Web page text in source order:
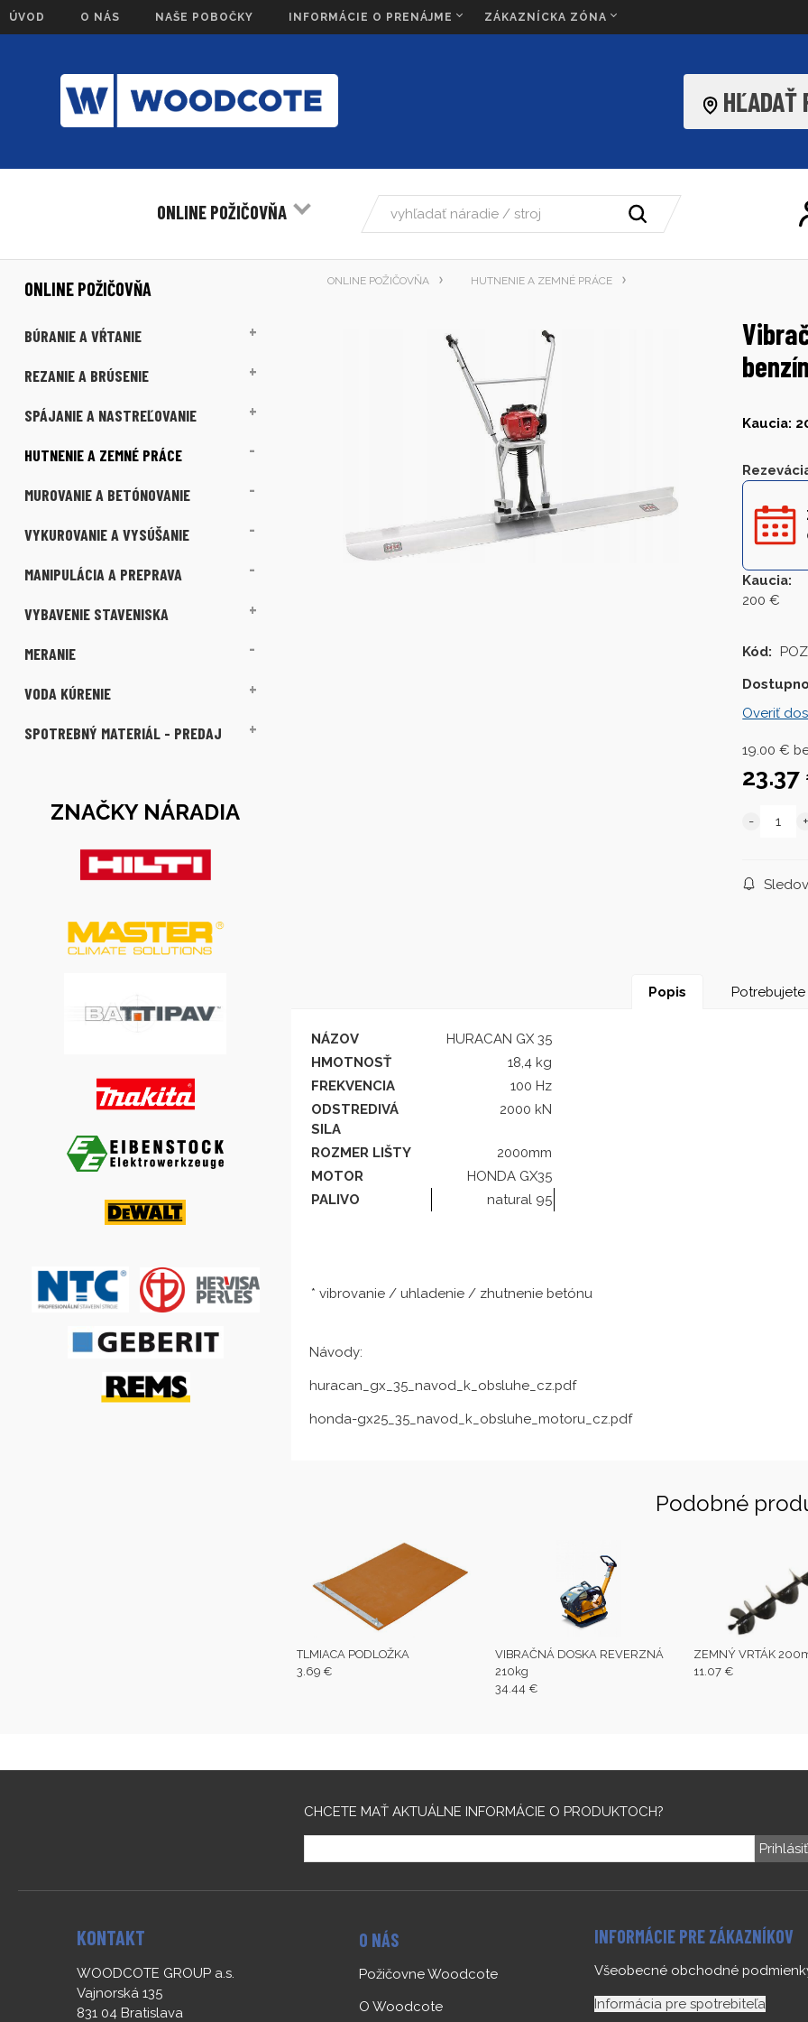
ÚVOD O NÁS NAŠE POBOČKY INFORMÁCIE O PRENÁJME ZÁKAZNÍCKA ZÓNA
HĽADAŤ
ONLINE POŽIČOVŇA
ONLINE POŽIČOVŇA
BÚRANIE A VŔTANIE
REZANIE A BRÚSENIE
SPÁJANIE A NASTREĽOVANIE
HUTNENIE A ZEMNÉ PRÁCE
MUROVANIE A BETÓNOVANIE
VYKUROVANIE A VYSÚŠANIE
MANIPULÁCIA A PREPRAVA
VYBAVENIE STAVENISKA
MERANIE
VODA KÚRENIE
SPOTREBNÝ MATERIÁL - PREDAJ
ZNAČKY NÁRADIA
ONLINE POŽIČOVŇA HUTNENIE A ZEMNÉ PRÁCE
Kaucia:
Kaucia:
200 €
Kód:
Overiť
19.00 €
23.37
Popis
NÁZOV
HURACAN GX 35
HMOTNOSŤ
18,4 kg
FREKVENCIA
100 Hz
ODSTREDIVÁ
SILA
2000 kN
ROZMER LIŠTY
2000mm
MOTOR
HONDA GX35
PALIVO
natural 95
* vibrovanie / uhladenie / zhutnenie betónu
Návody:
huracan_gx_35_navod_k_obsluhe_cz.pdf
honda-gx25_35_navod_k_obsluhe_motoru_cz.pdf
Podobné
TLMIACA PODLOŽKA
3.69 €
VIBRAČNÁ DOSKA REVERZNÁ
210kg
34.44 €
ZEMNÝ VRTÁK
11.07 €
CHCETE MAŤ AKTUÁLNE INFORMÁCIE O PRODUKTOCH?
Prihlásiť
KONTAKT
WOODCOTE GROUP a.s.
Vajnorská 135
831 04 Bratislava
O NÁS
Požičovne Woodcote
O Woodcote
INFORMÁCIE PRE ZÁKAZNÍKOV
Všeobecné obchodné
Informácia pre spotrebiteľa